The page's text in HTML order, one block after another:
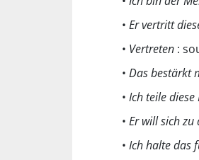
• Er vertritt
• Vertreten :
• Das bestärkt
• Ich teile diese
• Er will sich
• Ich halte das